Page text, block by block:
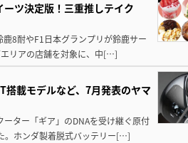
ーツ決定版！三重推しテイク
8耐やF1日本グランプリが鈴鹿サー
リアの店舗を対象に、中[…]
搭載モデルなど、7月発表のヤマ
ター「ギア」のDNAを受け継ぐ原付
。ホンダ製着脱式バッテリー[…]